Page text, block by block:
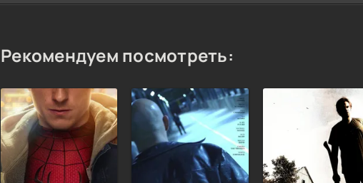
Рекомендуем посмотреть: